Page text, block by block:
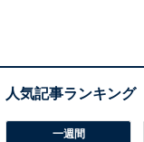
一週間